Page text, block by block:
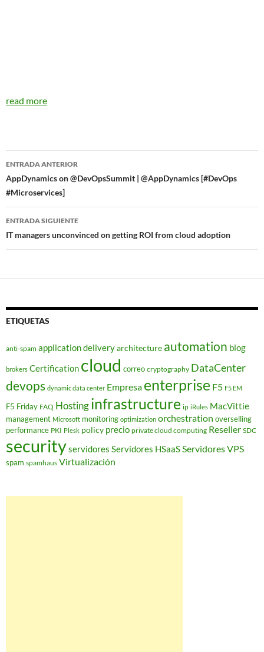
read more
Navegador
de
entradas
ENTRADA ANTERIOR
AppDynamics on @DevOpsSummit | @AppDynamics [#DevOps
#Microservices]
ENTRADA SIGUIENTE
IT managers unconvinced on getting ROI from cloud adoption
ETIQUETAS
anti-spam application deliveryarchitecture automation blog
brokers Certification cloud correo cryptography DataCenter
devops dynamic data center Empresa enterprise F5 F5 EM
F5 Friday FAQ Hostinginfrastructure ip iRules MacVittie
management Microsoft monitoring optimization orchestration overselling
performance PKI Plesk policy precio private cloud computing Reseller SDC
securityservidores Servidores HSaaSServidores VPS
spam spamhaus Virtualización